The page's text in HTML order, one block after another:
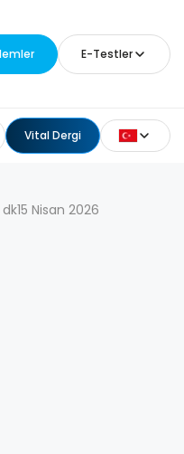
E-Testler
Vital Dergi
dk15 Nisan 2026